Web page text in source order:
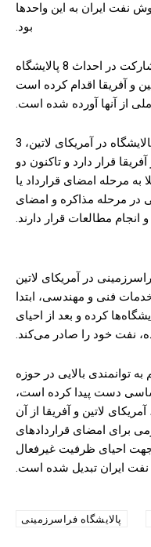
نفت ایران به این واحدها
بود.
تاکنون ایران برای سهامداری و مشارکت در احداث 8 پالایشگاه
و آفریقا اقدام کرده است
از این 8 پالایشگاه فراسرزمینی، 4 پالایشگاه در آمریکای لاتین، 3
قرار دارد و تاکنون دو
به مرحله امضای قرارداد یا
در مرحله مذاکره و امضای
و انجام مطالعات قرار دارند.
در آمریکای لاتین
فنی و مهندسی، ابتدا
کرده و بعد از احیای
نفت خود را صادر می‌کند.
توانمندی بالایی در حوزه
دست پیدا کرده است،
لاتین و آفریقا از آن
برای امضای قراردادهای
احیای ظرفیت غیرفعال
نفت ایران تبدیل شده است.
پالایشگاه فراسرزمینی